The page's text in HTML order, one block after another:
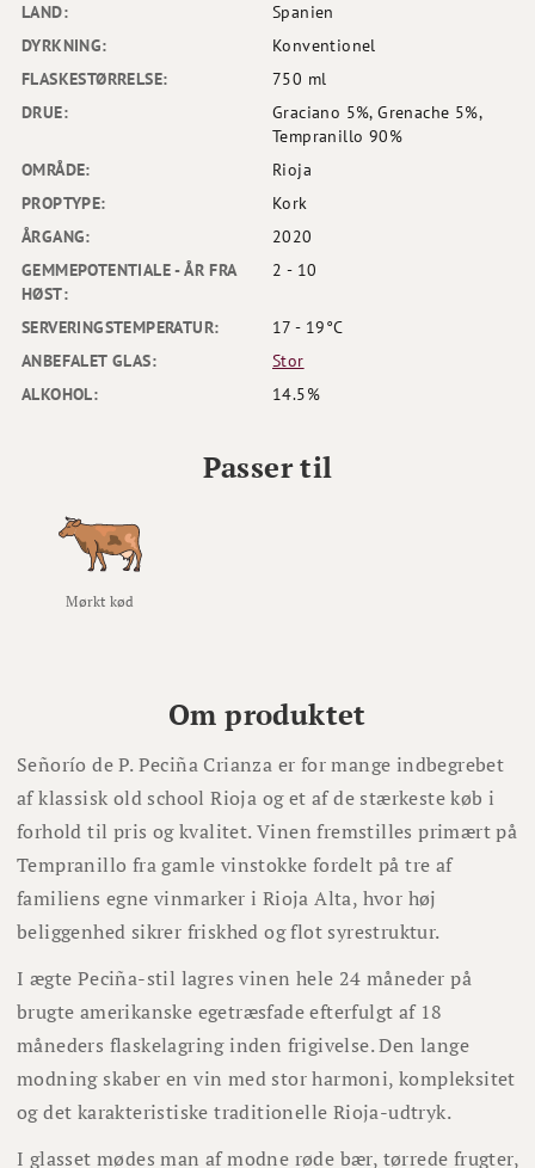
LAND:
Spanien
DYRKNING:
Konventionel
FLASKESTØRRELSE:
750 ml
DRUE:
Graciano 5%, Grenache 5%,
Tempranillo 90%
OMRÅDE:
Rioja
PROPTYPE:
Kork
ÅRGANG:
2020
GEMMEPOTENTIALE - ÅR FRA
HØST:
2 - 10
SERVERINGSTEMPERATUR:
17 - 19°C
ANBEFALET GLAS:
Stor
ALKOHOL:
14.5%
Passer til
Mørkt kød
Om produktet
Señorío de P. Peciña Crianza er for mange indbegrebet
af klassisk old school Rioja og et af de stærkeste køb i
forhold til pris og kvalitet. Vinen fremstilles primært på
Tempranillo fra gamle vinstokke fordelt på tre af
familiens egne vinmarker i Rioja Alta, hvor høj
beliggenhed sikrer friskhed og flot syrestruktur.
I ægte Peciña-stil lagres vinen hele 24 måneder på
brugte amerikanske egetræsfade efterfulgt af 18
måneders flaskelagring inden frigivelse. Den lange
modning skaber en vin med stor harmoni, kompleksitet
og det karakteristiske traditionelle Rioja-udtryk.
I glasset mødes man af modne røde bær, tørrede frugter,